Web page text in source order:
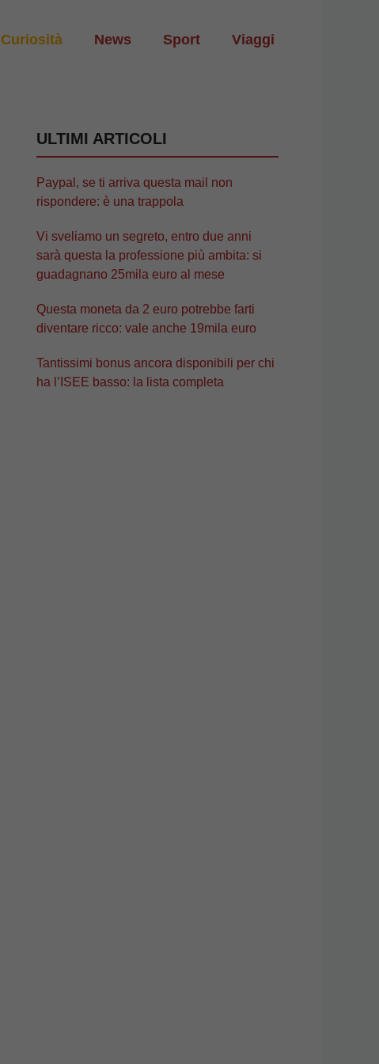
Curiosità News Sport Viaggi
ULTIMI ARTICOLI
Paypal, se ti arriva questa mail non
rispondere: è una trappola
Vi sveliamo un segreto, entro due anni
sarà questa la professione più ambita: si
guadagnano 25mila euro al mese
Questa moneta da 2 euro potrebbe farti
diventare ricco: vale anche 19mila euro
Tantissimi bonus ancora disponibili per chi
ha l’ISEE basso: la lista completa